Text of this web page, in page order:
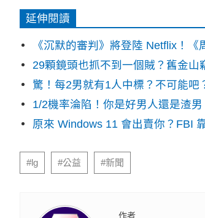
延伸閱讀
《沉默的審判》將登陸 Netflix！
29顆鏡頭也抓不到一個賊？舊金
驚！每2男就有1人中標？不可能吧
1/2機率淪陷！你是好男人還是渣
原來 Windows 11 會出賣你？FBI
#lg #公益 #新聞
作者